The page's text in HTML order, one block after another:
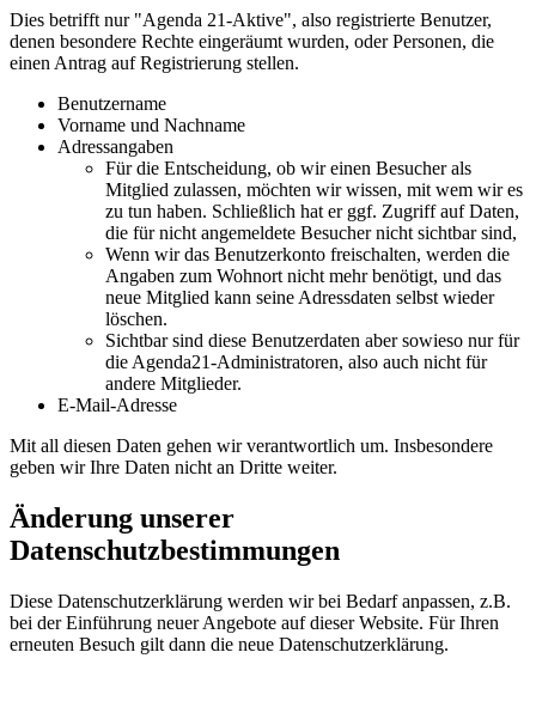
Dies betrifft nur "Agenda 21-Aktive", also registrierte Benutzer,
denen besondere Rechte eingeräumt wurden, oder Personen, die
einen Antrag auf Registrierung stellen.
Benutzername
Vorname und Nachname
Adressangaben
Für die Entscheidung, ob wir einen Besucher als
Mitglied zulassen, möchten wir wissen, mit wem wir es
zu tun haben. Schließlich hat er ggf. Zugriff auf Daten,
die für nicht angemeldete Besucher nicht sichtbar sind,
Wenn wir das Benutzerkonto freischalten, werden die
Angaben zum Wohnort nicht mehr benötigt, und das
neue Mitglied kann seine Adressdaten selbst wieder
löschen.
Sichtbar sind diese Benutzerdaten aber sowieso nur für
die Agenda21-Administratoren, also auch nicht für
andere Mitglieder.
E-Mail-Adresse
Mit all diesen Daten gehen wir verantwortlich um. Insbesondere
geben wir Ihre Daten nicht an Dritte weiter.
Änderung unserer
Datenschutzbestimmungen
Diese Datenschutzerklärung werden wir bei Bedarf anpassen, z.B.
bei der Einführung neuer Angebote auf dieser Website. Für Ihren
erneuten Besuch gilt dann die neue Datenschutzerklärung.